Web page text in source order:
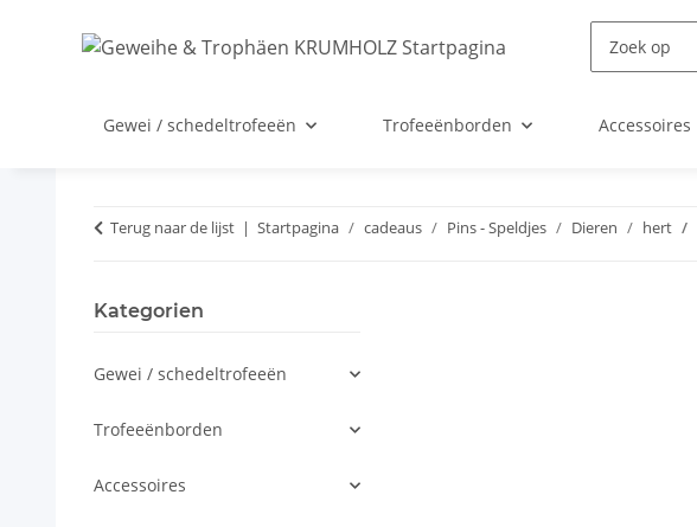
Gewei / schedeltrofeeën Trofeeënborden Accessoires
Terug naar de lijst Startpagina cadeaus Pins - Speldjes Dieren hert
Kategorien
Gewei / schedeltrofeeën
Trofeeënborden
Accessoires